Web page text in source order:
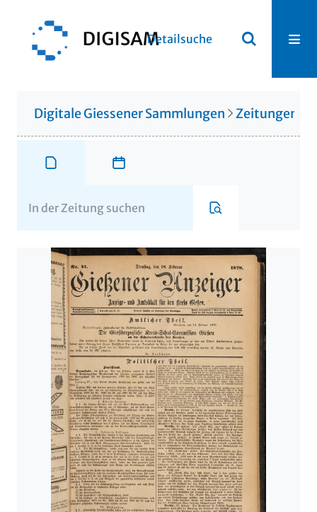
Detailsuche
Digitale Giessener Sammlungen Zeitungen